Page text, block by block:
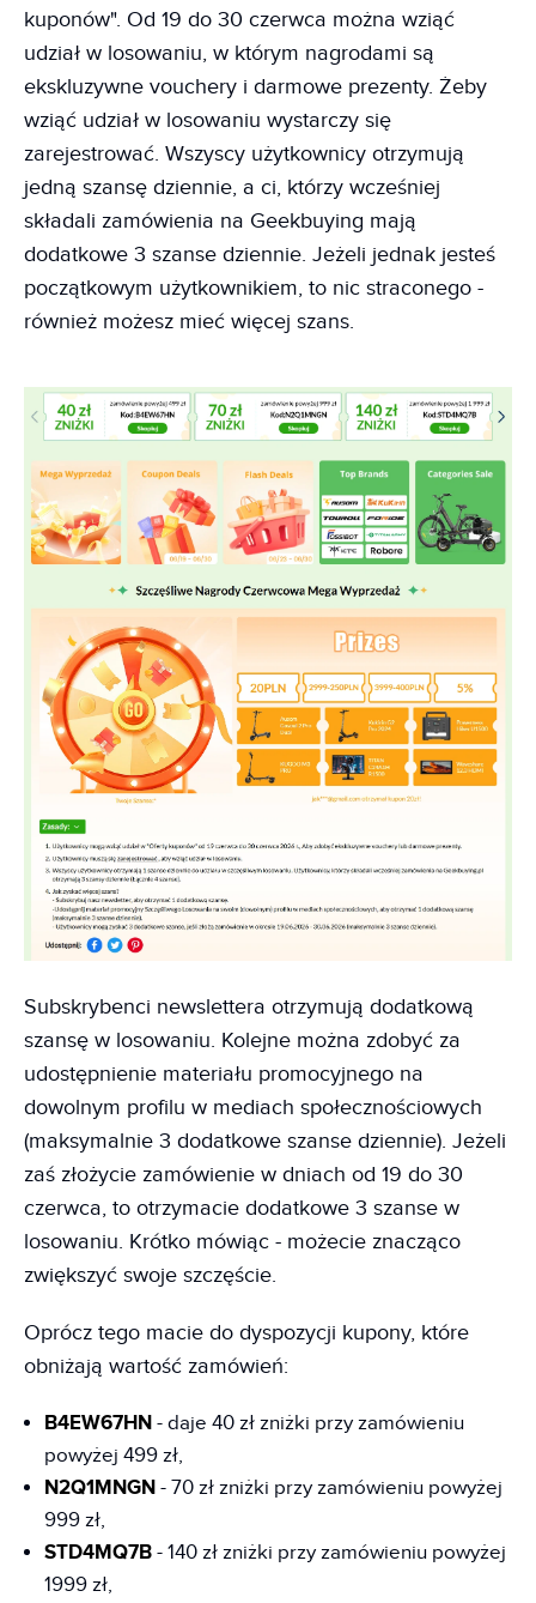
kuponów". Od 19 do 30 czerwca można wziąć
udział w losowaniu, w którym nagrodami są
ekskluzywne vouchery i darmowe prezenty. Żeby
wziąć udział w losowaniu wystarczy się
zarejestrować. Wszyscy użytkownicy otrzymują
jedną szansę dziennie, a ci, którzy wcześniej
składali zamówienia na Geekbuying mają
dodatkowe 3 szanse dziennie. Jeżeli jednak jesteś
początkowym użytkownikiem, to nic straconego -
również możesz mieć więcej szans.
Subskrybenci newslettera otrzymują dodatkową
szansę w losowaniu. Kolejne można zdobyć za
udostępnienie materiału promocyjnego na
dowolnym profilu w mediach społecznościowych
(maksymalnie 3 dodatkowe szanse dziennie). Jeżeli
zaś złożycie zamówienie w dniach od 19 do 30
czerwca, to otrzymacie dodatkowe 3 szanse w
losowaniu. Krótko mówiąc - możecie znacząco
zwiększyć swoje szczęście.
Oprócz tego macie do dyspozycji kupony, które
obniżają wartość zamówień:
B4EW67HN - daje 40 zł zniżki przy zamówieniu
powyżej 499 zł,
N2Q1MNGN - 70 zł zniżki przy zamówieniu powyżej
999 zł,
STD4MQ7B - 140 zł zniżki przy zamówieniu powyżej
1999 zł,